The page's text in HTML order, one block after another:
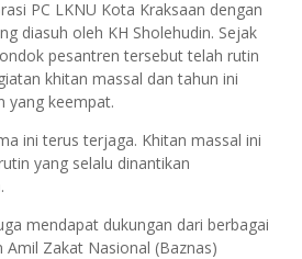
PC LKNU Kota Kraksaan dengan
diasuh oleh KH Sholehudin. Sejak
pesantren tersebut telah rutin
khitan massal dan tahun ini
yang keempat.
ini terus terjaga. Khitan massal ini
yang selalu dinantikan
mendapat dukungan dari berbagai
Zakat Nasional (Baznas)